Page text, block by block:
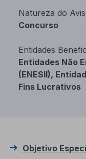
Natureza do
Concurso
Entidades
Entidades Não
(ENESII),
Fins Lucrativos
Objetivo